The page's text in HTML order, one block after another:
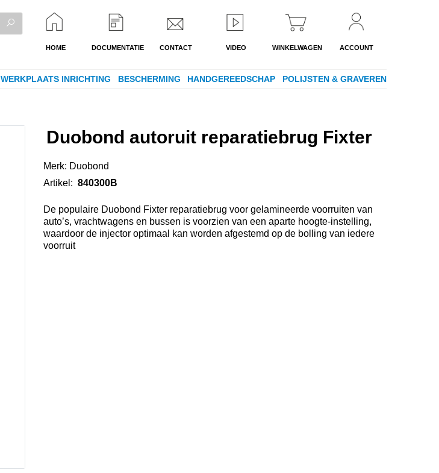
HOME DOCUMENTATIE CONTACT VIDEO WINKELWAGEN ACCOUNT
WERKPLAATS INRICHTING BESCHERMING HANDGEREEDSCHAP POLIJSTEN & GRAVEREN
Duobond autoruit reparatiebrug Fixter
Merk: Duobond
Artikel: 840300B
De populaire Duobond Fixter reparatiebrug voor gelamineerde voorruiten van
auto’s, vrachtwagens en bussen is voorzien van een aparte hoogte-instelling,
waardoor de injector optimaal kan worden afgestemd op de bolling van iedere
voorruit